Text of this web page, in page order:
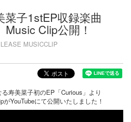
菜子1stEP収録楽曲
Music Clip公開！
MUSICCLIP
寿美菜子初のEP「Curious」より
がYouTubeにて公開いたしました！